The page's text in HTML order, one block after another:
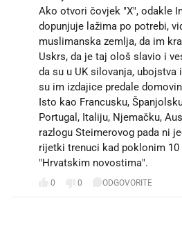
Ako otvori čovjek "X", odakle
dopunjuje lažima po potrebi,
muslimanska zemlja, da im
Uskrs, da je taj ološ slavio i
da su u UK silovanja, ubojstva
su im izdajice predale
Isto kao Francusku,
Portugal, Italiju, Njemačku,
razlogu Steimerovog pada ni
rijetki trenuci kad poklonim 10
"Hrvatskim novostima".
0 0 ODGOVORITE